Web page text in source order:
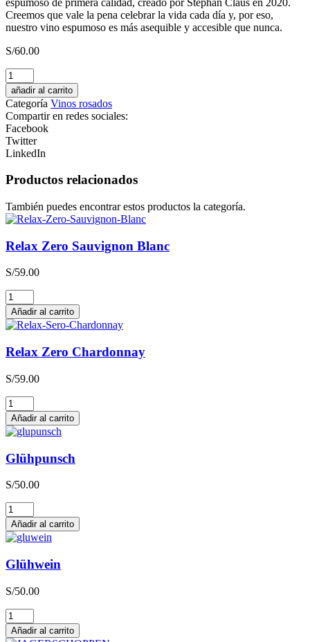
Creemos que vale la pena celebrar la vida cada día y, por eso,
nuestro vino espumoso es más asequible y accesible que nunca.
S/60.00
Pisco
Monte
Luna
Acholado
cantidad
añadir al carrito
Categoría Vinos rosados
Compartir en redes sociales:
Facebook
Twitter
LinkedIn
Productos relacionados
También puedes encontrar estos productos la categoría.
Relax Zero Sauvignon Blanc
S/59.00
Relax
Zero
Sauvignon
Blanc
cantidad
Añadir al carrito
Relax Zero Chardonnay
S/59.00
Relax
Zero
Chardonnay
cantidad
Añadir al carrito
Glühpunsch
S/50.00
Glühpunsch
cantidad
Añadir al carrito
Glühwein
S/50.00
Glühwein
cantidad
Añadir al carrito